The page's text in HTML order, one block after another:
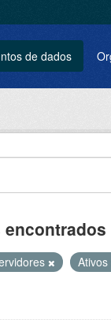
de dados
Ativos